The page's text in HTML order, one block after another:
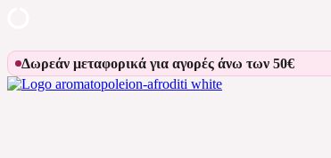
Skip
to
content
Δωρεάν μεταφορικά για αγορές άνω των 50€